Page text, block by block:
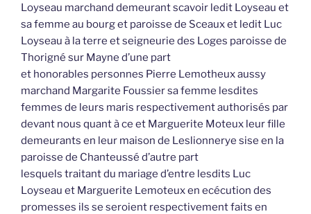
Loyseau marchand demeurant scavoir ledit Loyseau et
sa femme au bourg et paroisse de Sceaux et ledit Luc
Loyseau à la terre et seigneurie des Loges paroisse de
Thorigné sur Mayne d’une part
et honorables personnes Pierre Lemotheux aussy
marchand Margarite Foussier sa femme lesdites
femmes de leurs maris respectivement authorisés par
devant nous quant à ce et Marguerite Moteux leur fille
demeurants en leur maison de Leslionnerye sise en la
paroisse de Chanteussé d’autre part
lesquels traitant du mariage d’entre lesdits Luc
Loyseau et Marguerite Lemoteux en ecécution des
promesses ils se seroient respectivement faits en